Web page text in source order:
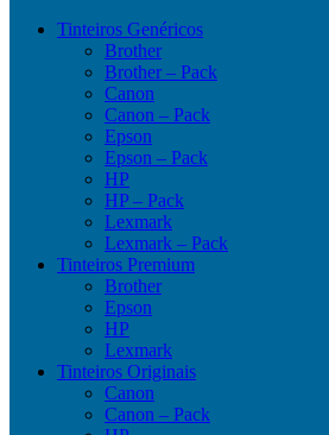
Tinteiros Genéricos
Brother
Brother – Pack
Canon
Canon – Pack
Epson
Epson – Pack
HP
HP – Pack
Lexmark
Lexmark – Pack
Tinteiros Premium
Brother
Epson
HP
Lexmark
Tinteiros Originais
Canon
Canon – Pack